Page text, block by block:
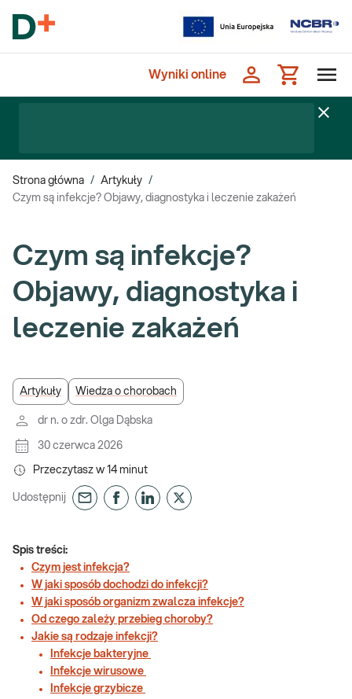
Wyniki online
Strona główna / Artykuły /
Czym są infekcje? Objawy, diagnostyka i leczenie zakażeń
Czym są infekcje?
Objawy, diagnostyka i
leczenie zakażeń
Artykuły Wiedza o chorobach
dr n. o zdr. Olga Dąbska
30 czerwca 2026
Przeczytasz w 14 minut
Udostępnij
Spis treści:
Czym jest infekcja?
W jaki sposób dochodzi do infekcji?
W jaki sposób organizm zwalcza infekcje?
Od czego zależy przebieg choroby?
Jakie są rodzaje infekcji?
Infekcje bakteryjne
Infekcje wirusowe
Infekcje grzybicze